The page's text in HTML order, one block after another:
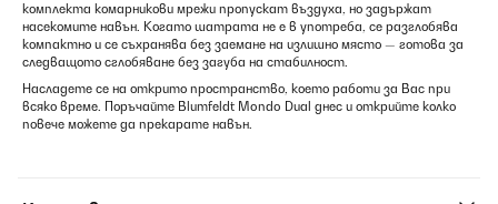
комплекта комарникови мрежи пропускат въздуха, но задържат
насекомите навън. Когато шатрата не е в употреба, се разглобява
компактно и се съхранява без заемане на излишно място — готова за
следващото сглобяване без загуба на стабилност.
Насладете се на открито пространство, което работи за Вас при
всяко време. Поръчайте Blumfeldt Mondo Dual днес и открийте колко
повече можете да прекарате навън.